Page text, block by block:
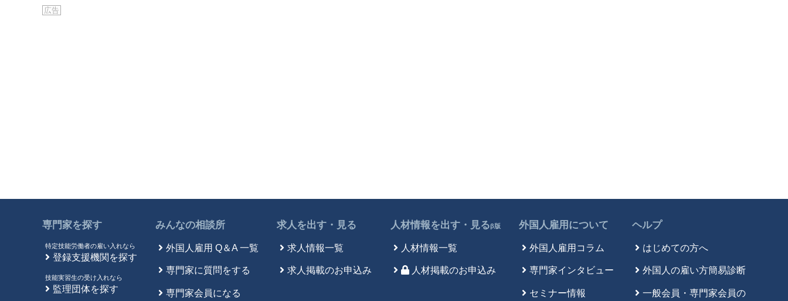
広告
専門家を探す
特定技能労働者の雇い入れなら
登録支援機関を探す
技能実習生の受け入れなら
監理団体を探す
みんなの相談所
外国人雇用 Q＆A 一覧
専門家に質問をする
専門家会員になる
求人を出す・見る
求人情報一覧
求人掲載のお申込み
人材情報を出す・見るβ版
人材情報一覧
人材掲載のお申込み
外国人雇用について
外国人雇用コラム
専門家インタビュー
セミナー情報
ヘルプ
はじめての方へ
外国人の雇い方簡易診断
一般会員・専門家会員の